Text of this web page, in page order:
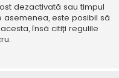
dezactivată sau timpul
asemenea, este posibil să
însă citiți regulile